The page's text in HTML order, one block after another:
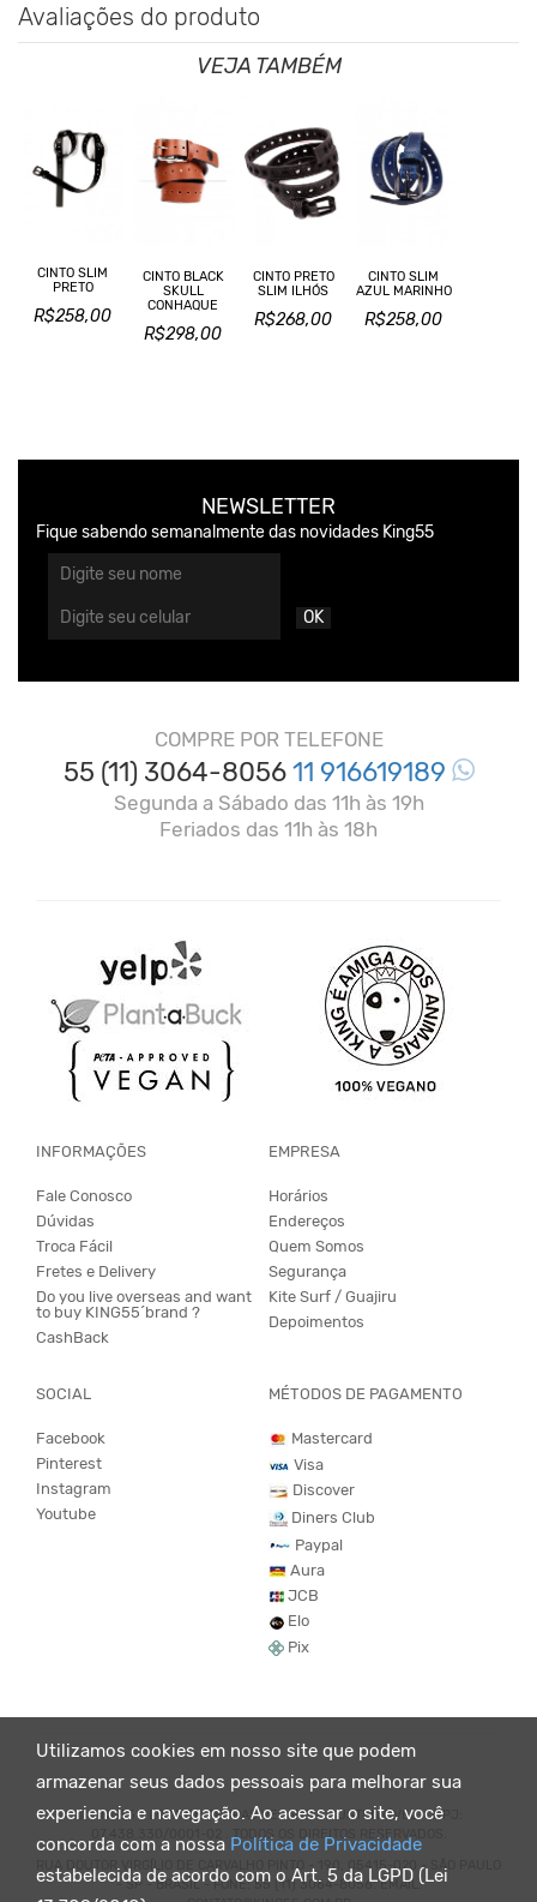
Avaliações do produto
VEJA TAMBÉM
CINTO SLIM
PRETO
R$258,00
CINTO BLACK
SKULL
CONHAQUE
R$298,00
CINTO PRETO
SLIM ILHÓS
R$268,00
CINTO SLIM
AZUL MARINHO
R$258,00
Utilizamos cookies em nosso site que podem
armazenar seus dados pessoais para melhorar sua
experiencia e navegação. Ao acessar o site, você
concorda com a nossa Política de Privacidade
estabelecida de acordo com o Art. 5 da LGPD (Lei
NEWSLETTER
Fique sabendo semanalmente das novidades King55
OK
COMPRE POR TELEFONE
55 (11) 3064-805611 916619189
Segunda a Sábado das 11h às 19h
Feriados das 11h às 18h
INFORMAÇÕES
Fale Conosco
Dúvidas
Troca Fácil
Fretes e Delivery
Do you live overseas and want
to buy KING55´brand ?
CashBack
EMPRESA
Horários
Endereços
Quem Somos
Segurança
Kite Surf / Guajiru
Depoimentos
SOCIAL
Facebook
Pinterest
Instagram
Youtube
MÉTODOS DE PAGAMENTO
Mastercard
Visa
Discover
Diners Club
Paypal
Aura
JCB
Elo
Pix
© KING55 - LOJA DE ROUPAS VEGANO E SUSTENTÁVEL. CNPJ:
07.438.330/0001-02 . TODOS OS DIREITOS RESERVADOS.
RUA DOUTOR VIRGÍLIO DE CARVALHO PINTO - 190, 05415-020 - SÃO PAULO
- SP - BRASIL - FONE: 55 (11) 3064-8056. EMAIL: